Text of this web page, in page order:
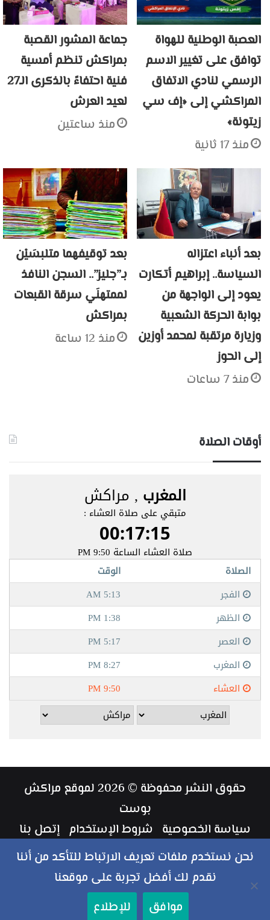
العصبة الوطنية للهواة
توافق على تغيير الاسم
الرسمي لنادي الاتفاق
المراكشي إلى «إف سي
زيتونة»
منذ 17 ثانية
جماعة المشور القصبة
بمراكش تنظم أمسية
فنية احتفاءً بالذكرى الـ27
لعيد العرش
منذ ساعتين
بعد أنباء اعتزاله
السياسة.. إبراهيم أتكارت
يعود إلى الواجهة من
بوابة الحركة الشعبية
وزيارة مرتقبة لمحمد أوزين
إلى الحوز
منذ 7 ساعات
بعد توقيفهما متلبسَيْن
بـ”جليز”.. السجن النافذ
لممتهنَي سرقة القبعات
بمراكش
منذ 12 ساعة
أوقات الصلاة
حقوق النشر محفوظة © 2026 لموقع مراكش
بوست
سياسة الخصوصية شروط الإستخدام إتصل بنا
طاقم العمل
ملخص
الموقع
فيسبوكتويتر يوتيوبانستقرام‏Google
نحن نستخدم ملفات تعريف الارتباط للتأكد من أننا
نقدم لك أفضل تجربة على موقعنا
موافق
للإطلاع